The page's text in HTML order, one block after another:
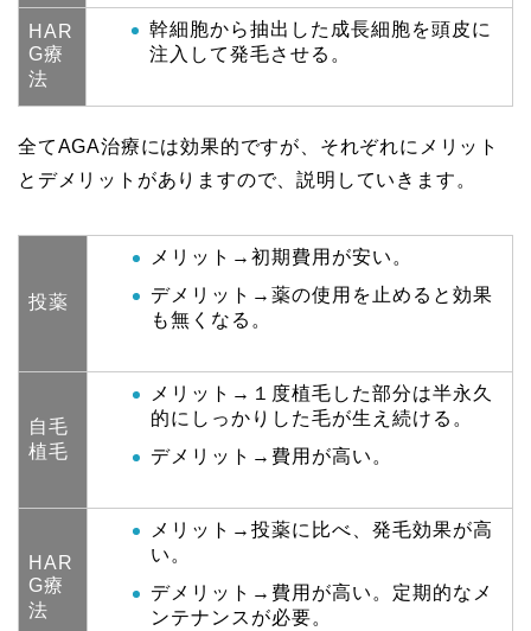
HAR
G療
法
幹細胞から抽出した成長細胞を頭皮に
注入して発毛させる。
全てAGA治療には効果的ですが、それぞれにメリット
とデメリットがありますので、説明していきます。
投薬
メリット→初期費用が安い。
デメリット→薬の使用を止めると効果
も無くなる。
自毛
植毛
メリット→１度植毛した部分は半永久
的にしっかりした毛が生え続ける。
デメリット→費用が高い。
HAR
G療
法
メリット→投薬に比べ、発毛効果が高
い。
デメリット→費用が高い。定期的なメ
ンテナンスが必要。